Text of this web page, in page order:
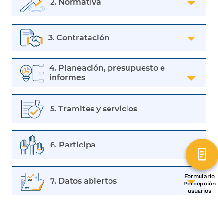
Formulario
Percepción
usuarios
2. Normativa
3. Contratación
4. Planeación, presupuesto e
informes
5. Tramites y servicios
6. Participa
7. Datos abiertos